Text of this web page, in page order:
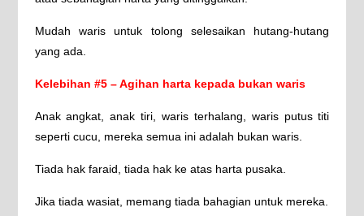
Mudah waris untuk tolong selesaikan hutang-hutang
yang ada.
Kelebihan #5 – Agihan harta kepada bukan waris
Anak angkat, anak tiri, waris terhalang, waris putus titi
seperti cucu, mereka semua ini adalah bukan waris.
Tiada hak faraid, tiada hak ke atas harta pusaka.
Jika tiada wasiat, memang tiada bahagian untuk mereka.